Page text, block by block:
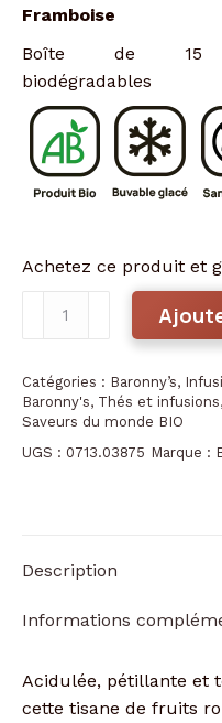
Framboise
Boîte de 15
biodégradables
Achetez ce produit et
Fruitée
BIO
Catégories : Baronny’s,
Baronny's, Thés et infusions,
Saveurs du monde BIO
UGS : 0713.03875 Marque :
Description
Informations
Acidulée, pétillante et
cette tisane de fruits